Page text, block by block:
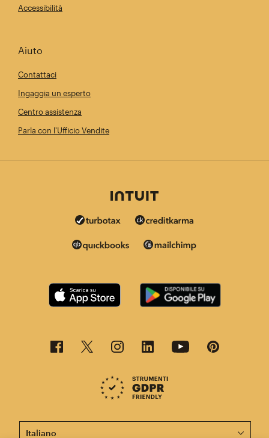
Accessibilità
Aiuto
Contattaci
Ingaggia un esperto
Centro assistenza
Parla con l'Ufficio Vendite
Questa pagina è ora disponibile in altre lingue.